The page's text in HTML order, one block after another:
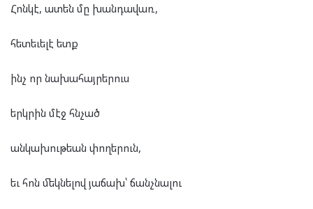
Հոնկէ, ատեն մը խանդավառ,
հետեւելէ ետք
ինչ որ նախահայրերուս
երկրին մէջ հնչած
անկախութեան փողերուն,
եւ հոն մեկնելով յաճախ՝ ճանչնալու